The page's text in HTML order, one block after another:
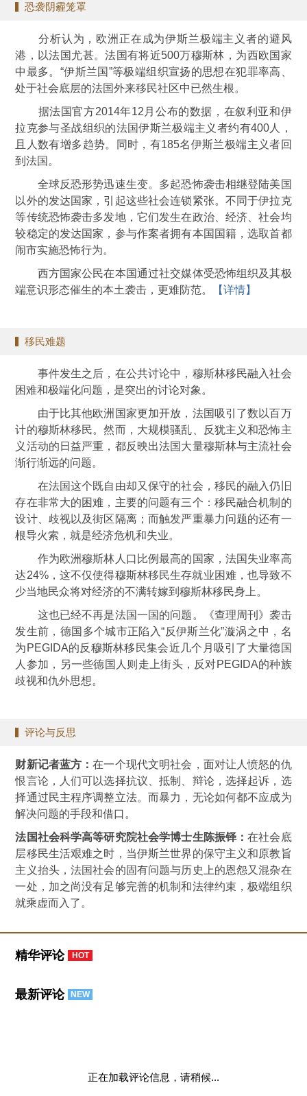
恐袭阴霾笼罩
分析认为，欧洲正在成为伊斯兰极端主义者的避风
港，以法国尤甚。法国有将近500万穆斯林，为西欧国家
中最多。“伊斯兰国”等极端组织宣扬的思想在犯罪率高、
处于社会底层的法国外来移民社区中已然生根。
据法国官方2014年12月公布的数据，在叙利亚和伊
拉克参与圣战组织的法国伊斯兰极端主义者约有400人，
且人数有增多趋势。同时，有185名伊斯兰极端主义者回
到法国。
全球反恐形势迅速生变。多起恐怖袭击相继登陆美国
以外的发达国家，引起这些社会连锁紧张。不同于伊拉克
等传统恐怖袭击多发地，它们发生在政治、经济、社会均
较稳定的发达国家，参与作案者拥有本国国籍，选取首都
闹市实施恐怖行为。
西方国家公民在本国通过社交媒体受恐怖组织及其极
端意识形态催生的本土袭击，更难防范。
【详情】
移民难题
事件发生之后，在公共讨论中，穆斯林移民融入社会
困难和极端化问题，是突出的讨论对象。
由于比其他欧洲国家更加开放，法国吸引了数以百万
计的穆斯林移民。然而，大规模骚乱、反犹主义和恐怖主
义活动的日益严重，都反映出法国大量穆斯林与主流社会
渐行渐远的问题。
在法国这个既自由却又保守的社会，移民的融入仍旧
存在非常大的困难，主要的问题有三个：移民融合机制的
设计、歧视以及街区隔离；而触发严重暴力问题的还有一
根导火索，就是经济危机和失业。
作为欧洲穆斯林人口比例最高的国家，法国失业率高
达24%，这不仅使得穆斯林移民生存就业困难，也导致不
少当地民众将对经济的不满转嫁到穆斯林移民身上。
这也已经不再是法国一国的问题。《查理周刊》袭击
发生前，德国多个城市正陷入“反伊斯兰化”漩涡之中，名
为PEGIDA的反穆斯林移民集会近几个月吸引了大量德国
人参加，另一些德国人则走上街头，反对PEGIDA的种族
歧视和仇外思想。
评论与反思
财新记者蓝方：在一个现代文明社会，面对让人愤怒的仇
恨言论，人们可以选择抗议、抵制、辩论，选择起诉，选
择通过民主程序调整立法。而暴力，无论如何都不应成为
解决问题的手段和借口。
法国社会科学高等研究院社会学博士生陈振铎：在社会底
层移民生活艰难之时，当伊斯兰世界的保守主义和原教旨
主义抬头，法国社会的固有问题与历史上的恩怨又混杂在
一处，加之尚没有足够完善的机制和法律约束，极端组织
就乘虚而入了。
精华评论 HOT
最新评论 NEW
正在加载评论信息，请稍候...